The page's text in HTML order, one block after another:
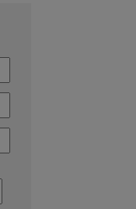
étape, du choix des
logo ou message. Nos
environ
jours
et utile. Contactez-